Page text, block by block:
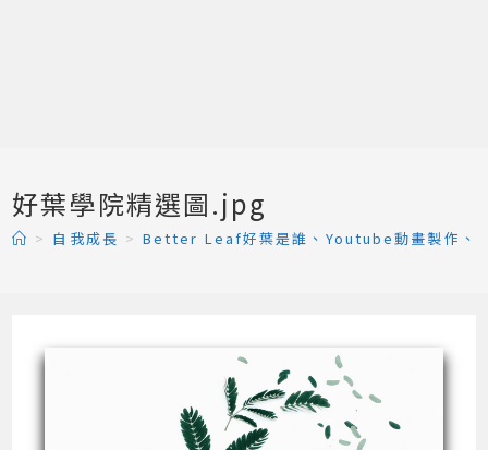
好葉學院精選圖.jpg
> 自我成長 > Better Leaf好葉是誰、Youtube動畫製作、